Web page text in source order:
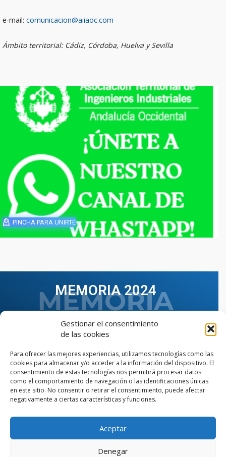
Gestionar el consentimiento
de las cookies
Para ofrecer las mejores experiencias, utilizamos tecnologías como las
cookies para almacenar y/o acceder a la información del dispositivo. El
consentimiento de estas tecnologías nos permitirá procesar datos
como el comportamiento de navegación o las identificaciones únicas
en este sitio. No consentir o retirar el consentimiento, puede afectar
negativamente a ciertas características y funciones.
Aceptar
Denegar
e-mail: comunicacion@aiiaoc.com
Ámbito territorial: Cádiz, Córdoba, Huelva y Sevilla
PINCHA PARA UNIRTE
MEMORIA 2024
VER TODAS LAS MEMORIAS